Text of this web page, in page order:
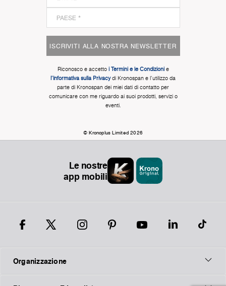
ISCRIVITI ALLA NOSTRA NEWSLETTER
Riconosco e accetto i Termini e le Condizionie
l'Informativa sulla Privacydi Kronospan e l'utilizzo da
parte di Kronospan dei miei dati di contatto per
comunicare con me riguardo ai suoi prodotti, servizi o
eventi.
© Kronoplus Limited 2026
Le nostre
app mobili
Organizzazione